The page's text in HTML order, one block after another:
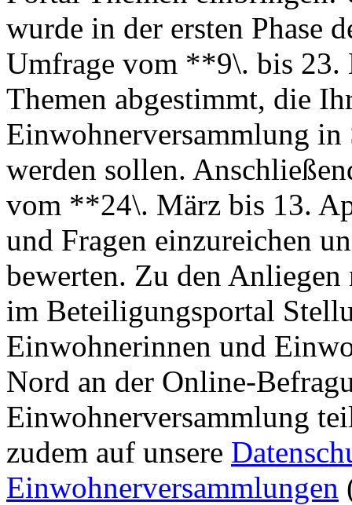
wurde in der ersten Phase
Umfrage vom **9\. bis 23.
Themen abgestimmt, die
Einwohnerversammlung
werden sollen.
vom **24\. März bis 13.
und Fragen einzureichen
bewerten. Zu den
im Beteiligungsportal
Einwohnerinnen und
Nord an der Online-
Einwohnerversammlung
zudem auf unsere
Einwohnerversammlungen